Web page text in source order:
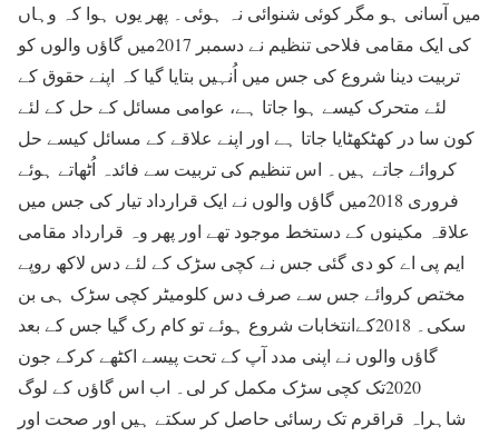
میں آسانی ہو مگر کوئی شنوائی نہ ہوئی۔ پھر یوں ہوا کہ وہاں
کی ایک مقامی فلاحی تنظیم نے دسمبر 2017میں گاؤں والوں کو
تربیت دینا شروع کی جس میں اُنہیں بتایا گیا کہ اپنے حقوق کے
لئے متحرک کیسے ہوا جاتا ہے، عوامی مسائل کے حل کے لئے
کون سا در کھٹکھٹایا جاتا ہے اور اپنے علاقے کے مسائل کیسے حل
کروائے جاتے ہیں۔ اس تنظیم کی تربیت سے فائدہ اُٹھاتے ہوئے
فروری 2018میں گاؤں والوں نے ایک قرارداد تیار کی جس میں
علاقہ مکینوں کے دستخط موجود تھے اور پھر وہ قرارداد مقامی
ایم پی اے کو دی گئی جس نے کچی سڑک کے لئے دس لاکھ روپے
مختص کروائے جس سے صرف دس کلومیٹر کچی سڑک ہی بن
سکی۔ 2018کےانتخابات شروع ہوئے تو کام رک گیا جس کے بعد
گاؤں والوں نے اپنی مدد آپ کے تحت پیسے اکٹھے کرکے جون
2020تک کچی سڑک مکمل کر لی۔ اب اس گاؤں کے لوگ
شاہراہ قراقرم تک رسائی حاصل کر سکتے ہیں اور صحت اور